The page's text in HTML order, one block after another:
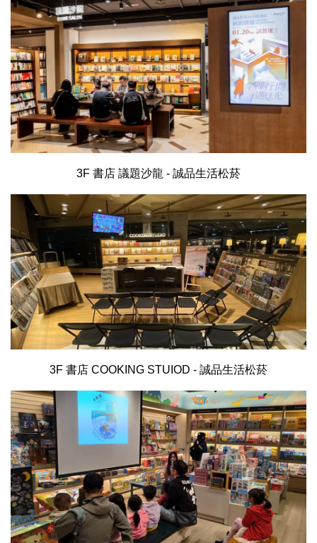
3F 書店 議題沙龍 - 誠品生活松菸
3F 書店 COOKING STUIOD - 誠品生活松菸